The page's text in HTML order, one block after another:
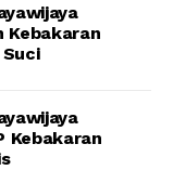
Kebakaran
Kebakaran